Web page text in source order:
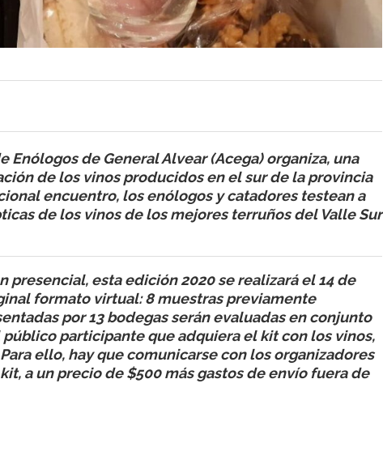
Enólogos de General Alvear (Acega) organiza, una
de los vinos producidos en el sur de la provincia
encuentro, los enólogos y catadores testean a
de los vinos de los mejores terruños del Valle Sur
esta edición 2020 se realizará el 14 de
formato virtual: 8 muestras previamente
por 13 bodegas serán evaluadas en conjunto
participante que adquiera el kit con los vinos,
ello, hay que comunicarse con los organizadores
a un precio de $500 más gastos de envío fuera de